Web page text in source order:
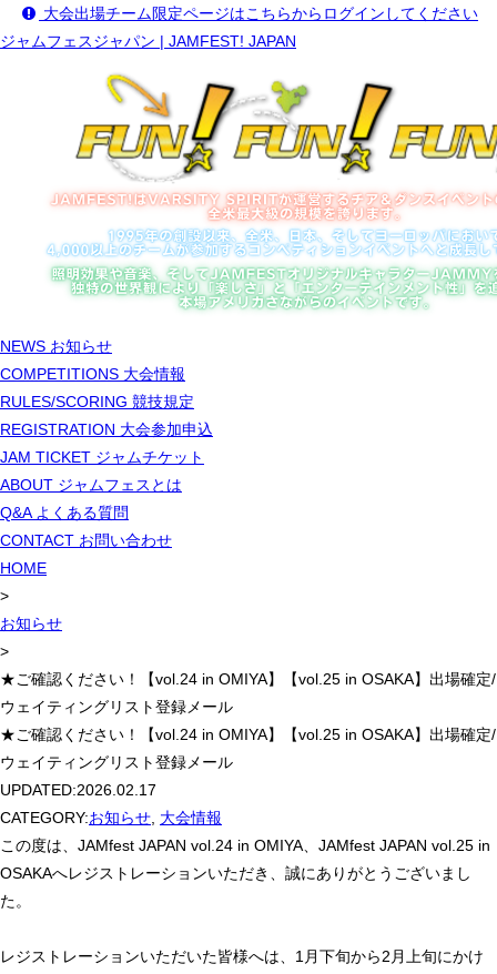
大会出場チーム限定ページはこちらからログインしてください
ジャムフェスジャパン | JAMFEST! JAPAN
NEWS お知らせ
COMPETITIONS 大会情報
RULES/SCORING 競技規定
REGISTRATION 大会参加申込
JAM TICKET ジャムチケット
ABOUT ジャムフェスとは
Q&A よくある質問
CONTACT お問い合わせ
HOME
>
お知らせ
>
★ご確認ください！【vol.24 in OMIYA】【vol.25 in OSAKA】出場確定/
ウェイティングリスト登録メール
★ご確認ください！【vol.24 in OMIYA】【vol.25 in OSAKA】出場確定/
ウェイティングリスト登録メール
UPDATED:2026.02.17
CATEGORY:お知らせ 大会情報
この度は、JAMfest JAPAN vol.24 in OMIYA、JAMfest JAPAN vol.25 in
OSAKAへレジストレーションいただき、誠にありがとうございまし
た。
レジストレーションいただいた皆様へは、1月下旬から2月上旬にかけ